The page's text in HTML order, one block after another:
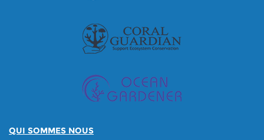
QUI SOMMES NOUS